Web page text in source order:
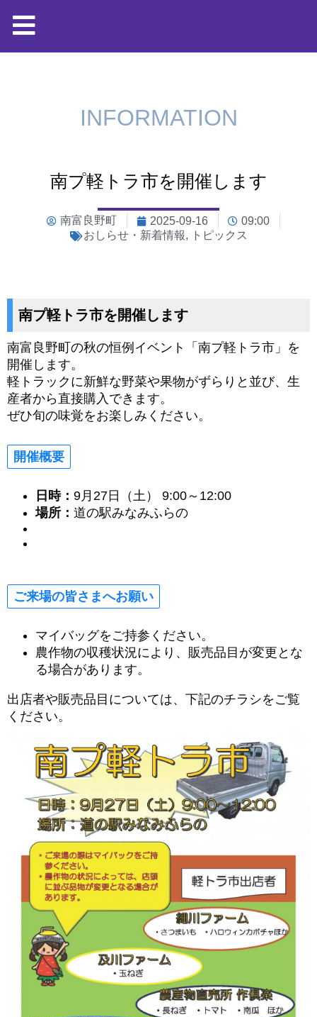
INFORMATION
南プ軽トラ市を開催します
南富良野町 2025-09-16
09:00
おしらせ・新着情報, トピックス
南プ軽トラ市を開催します
南富良野町の秋の恒例イベント「南プ軽トラ市」を
開催します。
軽トラックに新鮮な野菜や果物がずらりと並び、生
産者から直接購入できます。
ぜひ旬の味覚をお楽しみください。
開催概要
日時： 9月27日（土） 9:00～12:00
場所： 道の駅みなみふらの
ご来場の皆さまへお願い
マイバッグをご持参ください。
農作物の収穫状況により、販売品目が変更とな
る場合があります。
出店者や販売品目については、下記のチラシをご覧
ください。